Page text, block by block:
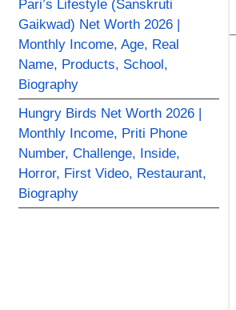
Pari’s Lifestyle (Sanskruti
Gaikwad) Net Worth 2026 |
Monthly Income, Age, Real
Name, Products, School,
Biography
Hungry Birds Net Worth 2026 |
Monthly Income, Priti Phone
Number, Challenge, Inside,
Horror, First Video, Restaurant,
Biography